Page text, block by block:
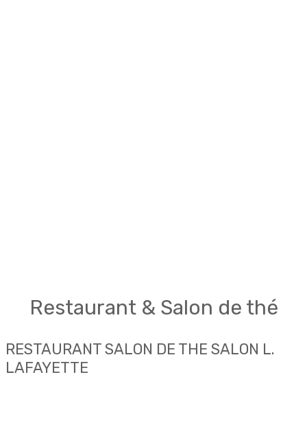
Restaurant & Salon de thé
RESTAURANT SALON DE THE SALON L.
LAFAYETTE